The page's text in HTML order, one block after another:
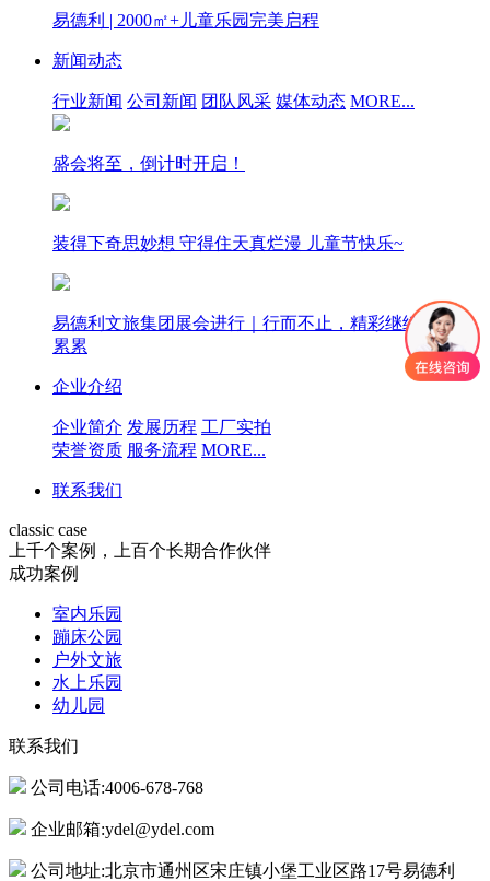
易德利 | 2000㎡+儿童乐园完美启程
新闻动态
行业新闻 公司新闻 团队风采 媒体动态 MORE...
盛会将至，倒计时开启！
装得下奇思妙想 守得住天真烂漫 儿童节快乐~
易德利文旅集团展会进行｜行而不止，精彩继续，硕果
累累
企业介绍
企业简介 发展历程 工厂实拍
荣誉资质 服务流程 MORE...
联系我们
classic case
上千个案例，上百个长期合作伙伴
成功案例
室内乐园
蹦床公园
户外文旅
水上乐园
幼儿园
联系我们
公司电话:4006-678-768
企业邮箱:ydel@ydel.com
公司地址:北京市通州区宋庄镇小堡工业区路17号易德利